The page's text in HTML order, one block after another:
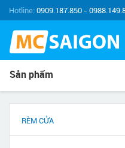
Hotline:0909.187.850 -
Sản phẩm
RÈM CỬA